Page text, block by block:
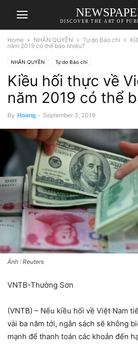
DISCOVER THE ART OF
Home NHÂN QUYỀN Tự do Báo chí
năm 2019 có thể bao nhiêu?
NHÂN QUYỀN Tự do Báo chí
Kiều hối thực về
năm 2019 có thể
By Hoang - September 3, 2019
Ảnh : Reuters
VNTB-Thường Sơn
(VNTB) – Nếu kiều hối về Việt Nam
vài ba năm tới, ngân sách sẽ không
mạnh để thanh toán các khoản đến